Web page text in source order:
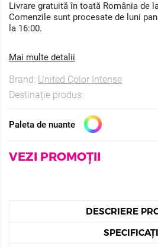
Livrare gratuită în toată România de
Comenzile sunt procesate de luni
la 16:00.
Mai multe detalii
Brand: United Color Intense
Destinație produs:
Paleta de nuante
VEZI PROMOȚII
DESCRIERE